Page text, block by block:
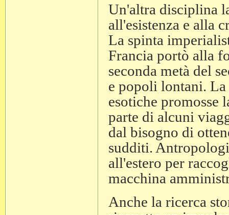
Un'altra disciplina
all'esistenza e alla
La spinta
Francia portò alla
seconda metà del
e popoli lontani.
esotiche
parte di alcuni
dal bisogno di
sudditi.
all'estero per
macchina
Anche la ricerca